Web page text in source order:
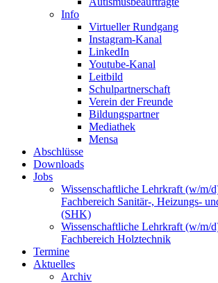
Info
Virtueller Rundgang
Instagram-Kanal
LinkedIn
Youtube-Kanal
Leitbild
Schulpartnerschaft
Verein der Freunde
Bildungspartner
Mediathek
Mensa
Abschlüsse
Downloads
Jobs
Wissenschaftliche Lehrkraft (w/m/
Fachbereich Sanitär-, Heizungs-
(SHK)
Wissenschaftliche Lehrkraft (w/m/
Fachbereich Holztechnik
Termine
Aktuelles
Archiv